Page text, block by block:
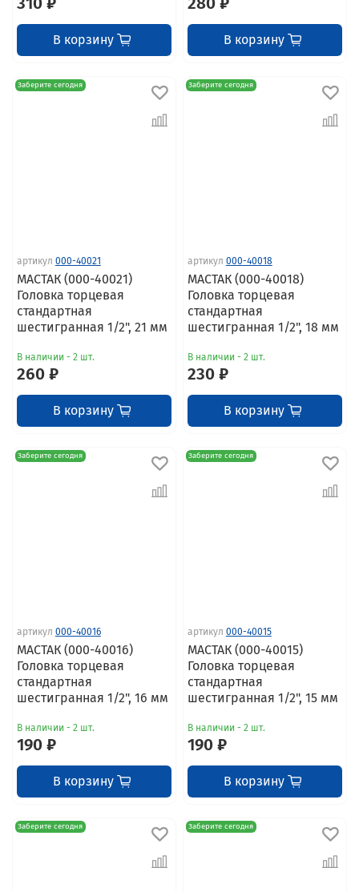
В корзину В корзину
Заберите сегодня
артикул 000-40021
МАСТАК (000-40021)
Головка торцевая
стандартная
шестигранная 1/2", 21 мм
В наличии - 2 шт.
260 ₽
В корзину
Заберите сегодня
артикул 000-40018
МАСТАК (000-40018)
Головка торцевая
стандартная
шестигранная 1/2", 18 мм
В наличии - 2 шт.
230 ₽
В корзину
Заберите сегодня
артикул 000-40016
МАСТАК (000-40016)
Головка торцевая
стандартная
шестигранная 1/2", 16 мм
В наличии - 2 шт.
190 ₽
В корзину
Заберите сегодня
артикул 000-40015
МАСТАК (000-40015)
Головка торцевая
стандартная
шестигранная 1/2", 15 мм
В наличии - 2 шт.
190 ₽
В корзину
Заберите сегодня Заберите сегодня